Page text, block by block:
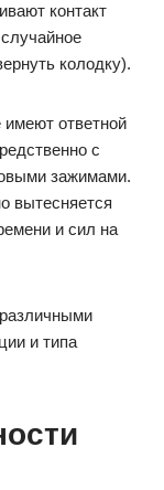
контакт
колодку).
ответной
с
зажимами.
вытесняется
и сил на
и типа